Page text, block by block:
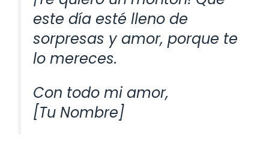
este día esté lleno de
sorpresas y amor, porque te
lo mereces.
Con todo mi amor,
[Tu Nombre]